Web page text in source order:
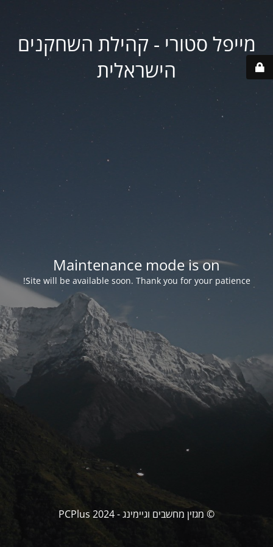
מייפל סטורי - קהילת השחקנים
הישראלית
Maintenance mode is on
Site will be available soon. Thank you for your patience!
© מגזין מחשבים וגיימינג - PCPlus 2024